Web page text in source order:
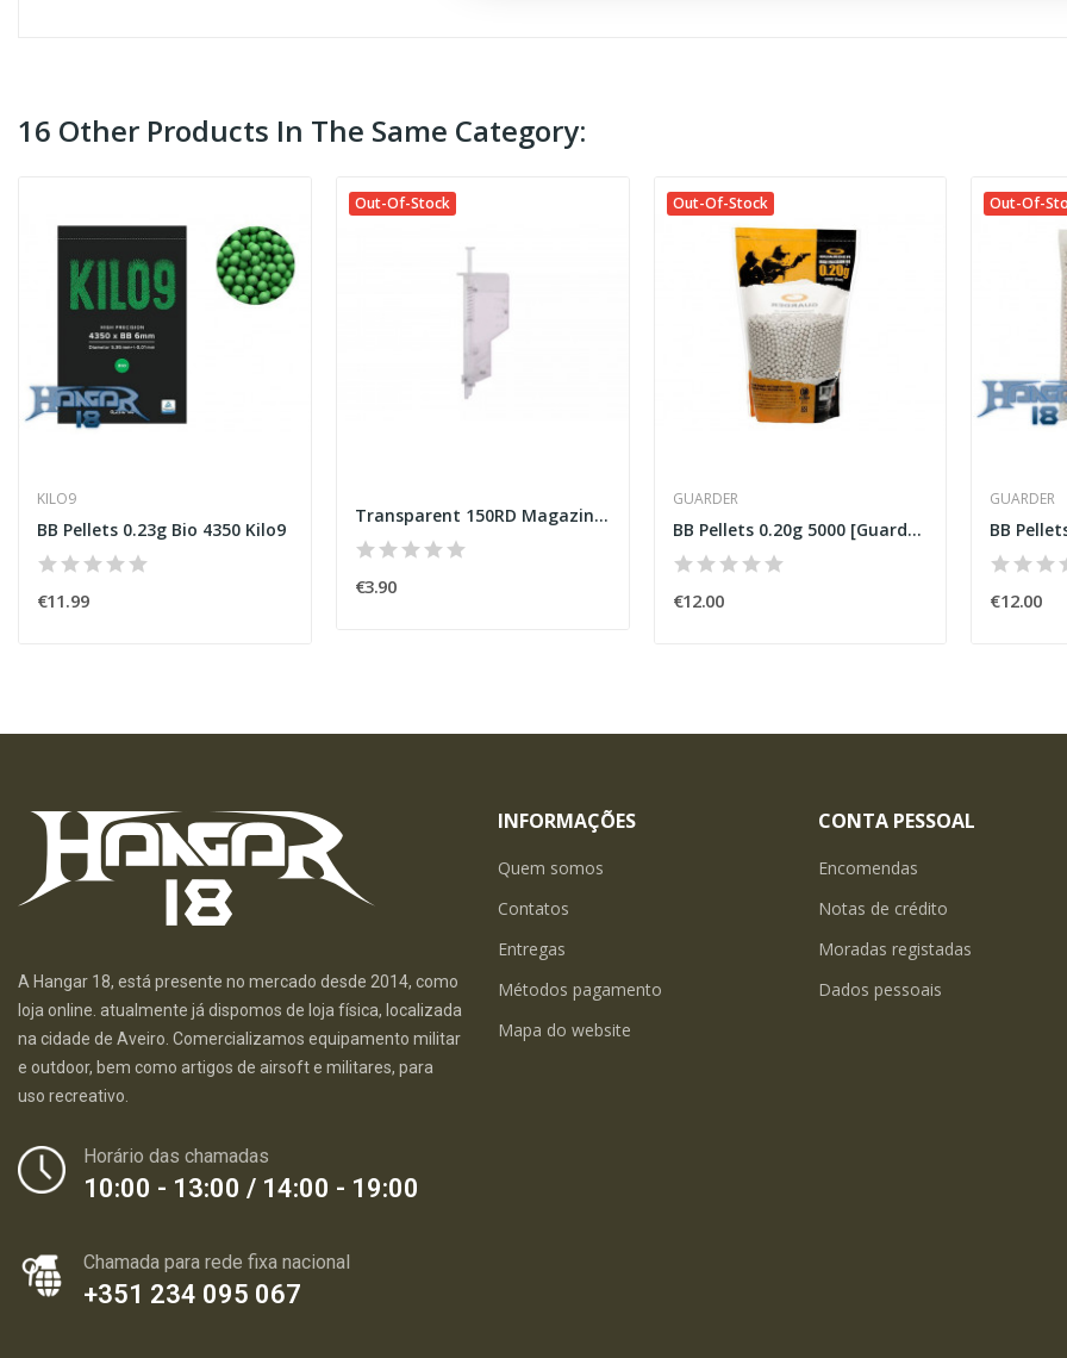
16 Other Products In The Same Category:
KILO9
BB Pellets 0.23g Bio 4350 Kilo9
€11.99
Out-Of-Stock
Transparent 150RD Magazine BB Loader
€3.90
Out-Of-Stock
GUARDER
BB Pellets 0.20g 5000 [Guarder]
€12.00
Out-Of-
GUARDER
BB
€12.00
A Hangar 18, está presente no mercado desde 2014, como
loja online. atualmente já dispomos de loja física, localizada
na cidade de Aveiro. Comercializamos equipamento militar
e outdoor, bem como artigos de airsoft e militares, para
uso recreativo.
Horário das chamadas
10:00 - 13:00 / 14:00 - 19:00
Chamada para rede fixa nacional
+351 234 095 067
INFORMAÇÕES
Quem somos
Contatos
Entregas
Métodos pagamento
Mapa do website
CONTA PESSOAL
Encomendas
Notas de crédito
Moradas registadas
Dados pessoais